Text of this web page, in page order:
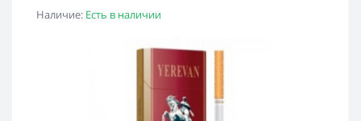
Наличие: Есть в наличии